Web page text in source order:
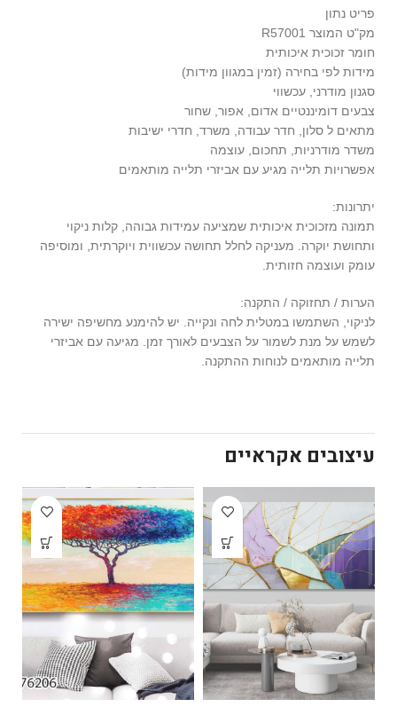
פריט נתון
מק"ט המוצר R57001
חומר זכוכית איכותית
מידות לפי בחירה (זמין במגוון מידות)
סגנון מודרני, עכשווי
צבעים דומיננטיים אדום, אפור, שחור
מתאים ל סלון, חדר עבודה, משרד, חדרי ישיבות
משדר מודרניות, תחכום, עוצמה
אפשרויות תלייה מגיע עם אביזרי תלייה מותאמים
יתרונות:
תמונה מזכוכית איכותית שמציעה עמידות גבוהה, קלות ניקוי
ותחושת יוקרה. מעניקה לחלל תחושה עכשווית ויוקרתית, ומוסיפה
עומק ועוצמה חזותית.
הערות / תחזוקה / התקנה:
לניקוי, השתמשו במטלית לחה ונקייה. יש להימנע מחשיפה ישירה
לשמש על מנת לשמור על הצבעים לאורך זמן. מגיעה עם אביזרי
תלייה מותאמים לנוחות ההתקנה.
עיצובים אקראיים